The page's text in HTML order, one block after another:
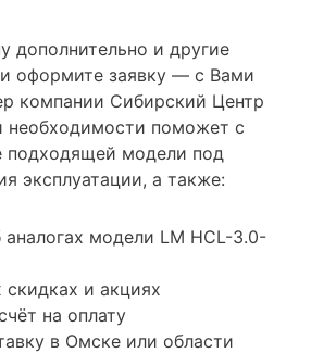
дополнительно и другие
оформите заявку — с Вами
компании Сибирский Центр
необходимости поможет с
подходящей модели под
эксплуатации, а также:
модели LM HCL-3.0-
и акциях
на оплату
в Омске или области